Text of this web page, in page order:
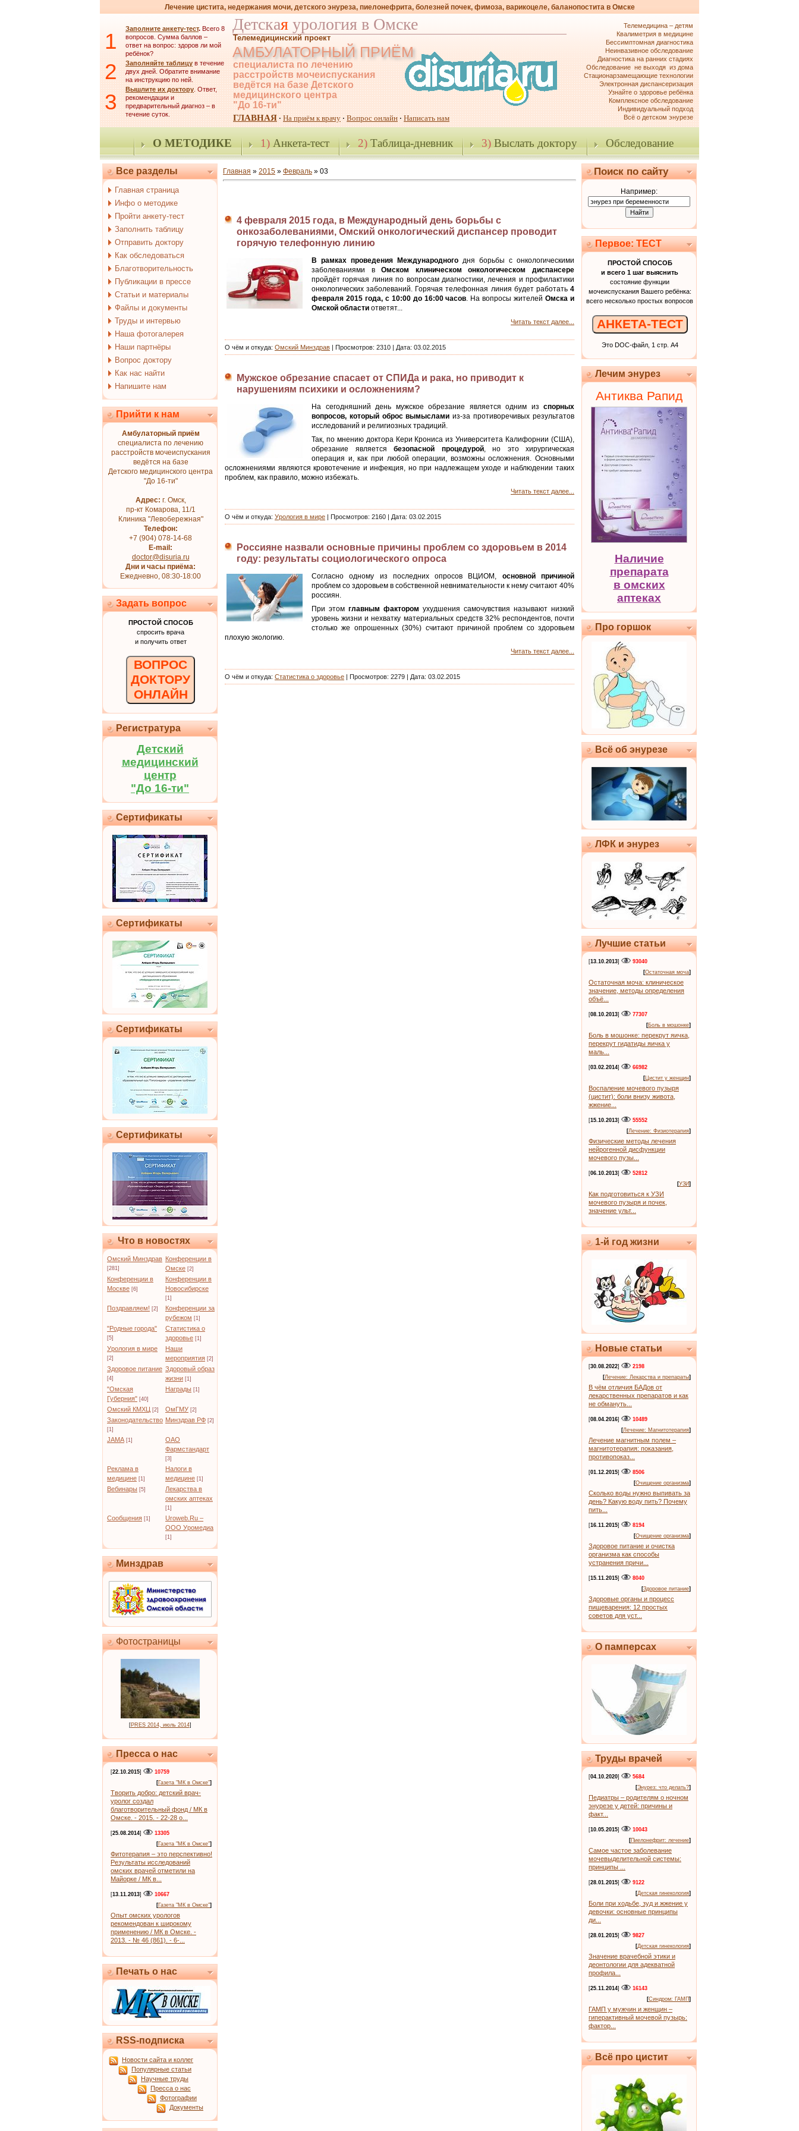
Лечение цистита, недержания мочи, детского энуреза, пиелонефрита, болезней почек, фимоза, варикоцеле, баланопостита в Омске
1 Заполните анкету-тест. Всего 8
вопросов. Сумма баллов –
ответ на вопрос: здоров ли мой
ребёнок?
2 Заполняйте таблицу в течение
двух дней. Обратите внимание
на инструкцию по ней.
3 Вышлите их доктору. Ответ,
рекомендации и
предварительный диагноз – в
течение суток.
Детская урология в Омске
Телемедицинский проект
АМБУЛАТОРНЫЙ ПРИЁМ
специалиста по лечению
расстройств мочеиспускания
ведётся на базе Детского
медицинского центра
"До 16-ти"
ГЛАВНАЯ · На приём к врачу · Вопрос онлайн · Написать нам
Телемедицина – детям
Квалиметрия в медицине
Бессимптомная диагностика
Неинвазивное обследование
Диагностика на ранних стадиях
Обследование не выходя из дома
Стационарзамещающие технологии
Электронная диспансеризация
Узнайте о здоровье ребёнка
Комплексное обследование
Индивидуальный подход
Всё о детском энурезе
О МЕТОДИКЕ 1)Анкета-тест 2)Таблица-дневник 3)Выслать доктору Обследование
Все разделы
Главная страница
Инфо о методике
Пройти анкету-тест
Заполнить таблицу
Отправить доктору
Как обследоваться
Благотворительность
Публикации в прессе
Статьи и материалы
Файлы и документы
Труды и интервью
Наша фотогалерея
Наши партнёры
Вопрос доктору
Как нас найти
Напишите нам
Прийти к нам
Амбулаторный приём
специалиста по лечению
расстройств мочеиспускания
ведётся на базе
Детского медицинского центра
"До 16-ти"
Адрес: г. Омск,
пр-кт Комарова, 11/1
Клиника "Левобережная"
Телефон:
+7 (904) 078-14-68
E-mail:
doctor@disuria.ru
Дни и часы приёма:
Ежедневно, 08:30-18:00
Задать вопрос
ПРОСТОЙ СПОСОБ
спросить врача
и получить ответ
ВОПРОС
ДОКТОРУ
ОНЛАЙН
Регистратура
Детский
медицинский
центр
"До 16-ти"
Сертификаты
Сертификаты
Сертификаты
Сертификаты
Что в новостях
Омский Минздрав
[281]
Конференции в
Омске [2]
Конференции в
Москве [6]
Конференции в
Новосибирске
[1]
Поздравляем! [2]
Конференции за
рубежом [1]
"Родные города"
[5]
Статистика о
здоровье [1]
Урология в мире
[2]
Наши
мероприятия [2]
Здоровое питание
[4]
Здоровый образ
жизни [1]
"Омская
Губерния" [40]
Награды [1]
Омский КМХЦ [2] ОмГМУ [2]
Законодательство
[1]
Минздрав РФ [2]
JAMA [1]
ОАО
Фармстандарт
[3]
Реклама в
медицине [1]
Налоги в
медицине [1]
Вебинары [5]
Лекарства в
омских аптеках
[1]
Сообщения [1]
Uroweb.Ru –
ООО Уромедиа
[1]
Минздрав
Фотостраницы
[PRES 2014, июль 2014]
Пресса о нас
[22.10.2015]
10759
[Газета "МК в Омске"]
Творить добро: детский врач-
уролог создал
благотворительный фонд / МК в
Омске. - 2015. - 22-28 о...
[25.08.2014]
13305
[Газета "МК в Омске"]
Фитотерапия – это перспективно!
Результаты исследований
омских врачей отметили на
Майорке / МК в...
[13.11.2013]
10667
[Газета "МК в Омске"]
Опыт омских урологов
рекомендован к широкому
применению / МК в Омске. -
2013. - № 46 (861). - 6-...
Печать о нас
RSS-подписка
Новости сайта и коллег
Популярные статьи
Научные труды
Пресса о нас
Фотографии
Документы
Главная » 2015 » Февраль » 03
4 февраля 2015 года, в Международный день борьбы с
онкозаболеваниями, Омский онкологический диспансер проводит
горячую телефонную линию
В рамках проведения Международного дня борьбы с онкологическими
заболеваниями вОмском клиническом онкологическом диспансере
пройдёт горячая линия по вопросам диагностики, лечения и профилактики
онкологических заболеваний. Горячая телефонная линия будет работать 4
февраля 2015 года, с 10:00 до 16:00 часов. На вопросы жителейОмска и
Омской области ответят...
Читать текст далее...
О чём и откуда: Омский Минздрав | Просмотров: 2310 | Дата: 03.02.2015
Мужское обрезание спасает от СПИДа и рака, но приводит к
нарушениям психики и осложнениям?
На сегодняшний день мужское обрезание является одним из спорных
вопросов, который оброс вымыслами из-за противоречивых результатов
исследований и религиозных традиций.
Так, по мнению доктора Кери Крониса из Университета Калифорнии (США),
обрезание является безопасной процедурой, но это хирургическая
операция и, как при любой операции, возможны осложнения. Основными
осложнениями являются кровотечение и инфекция, но при надлежащем уходе и наблюдении таких
проблем, как правило, можно избежать.
Читать текст далее...
О чём и откуда: Урология в мире | Просмотров: 2160 | Дата: 03.02.2015
Россияне назвали основные причины проблем со здоровьем в 2014
году: результаты социологического опроса
Согласно одному из последних опросов ВЦИОМ, основной причиной
проблем со здоровьем в собственной невнимательности к нему считают 40%
россиян.
При этом главным фактором ухудшения самочувствия называют низкий
уровень жизни и нехватку материальных средств 32% респондентов, почти
столько же опрошенных (30%) считают причиной проблем со здоровьем
плохую экологию.
Читать текст далее...
О чём и откуда: Статистика о здоровье | Просмотров: 2279 | Дата: 03.02.2015
Поиск по сайту
Например:
Первое: ТЕСТ
ПРОСТОЙ СПОСОБ
и всего 1 шаг выяснить
состояние функции
мочеиспускания Вашего ребёнка:
всего несколько простых вопросов
АНКЕТА-ТЕСТ
Это DOC-файл, 1 стр. А4
Лечим энурез
Антиква Рапид
Наличие
препарата
в омских
аптеках
Про горшок
Всё об энурезе
ЛФК и энурез
Лучшие статьи
[13.10.2013]
93040
[Остаточная моча]
Остаточная моча: клиническое
значение, методы определения
объё...
[08.10.2013]
77307
[Боль в мошонке]
Боль в мошонке: перекрут яичка,
перекрут гидатиды яичка у
маль...
[03.02.2014]
66982
[Цистит у женщин]
Воспаление мочевого пузыря
(цистит): боли внизу живота,
жжение...
[15.10.2013]
55552
[Лечение: Физиотерапия]
Физические методы лечения
нейрогенной дисфункции
мочевого пузы...
[06.10.2013]
52812
[УЗИ]
Как подготовиться к УЗИ
мочевого пузыря и почек,
значение ульт...
1-й год жизни
Новые статьи
[30.08.2022]
2198
[Лечение: Лекарства и препараты]
В чём отличия БАДов от
лекарственных препаратов и как
не обмануть...
[08.04.2016]
10489
[Лечение: Магнитотерапия]
Лечение магнитным полем –
магнитотерапия: показания,
противопоказ...
[01.12.2015]
8506
[Очищение организма]
Сколько воды нужно выпивать за
день? Какую воду пить? Почему
пить...
[16.11.2015]
8194
[Очищение организма]
Здоровое питание и очистка
организма как способы
устранения причи...
[15.11.2015]
8040
[Здоровое питание]
Здоровые органы и процесс
пищеварения: 12 простых
советов для уст...
О памперсах
Труды врачей
[04.10.2020]
5684
[Энурез: что делать?]
Педиатры – родителям о ночном
энурезе у детей: причины и
факт...
[10.05.2015]
10043
[Пиелонефрит: лечение]
Самое частое заболевание
мочевыделительной системы:
принципы ...
[28.01.2015]
9122
[Детская гинекология]
Боли при ходьбе, зуд и жжение у
девочки: основные принципы
ди...
[28.01.2015]
9827
[Детская гинекология]
Значение врачебной этики и
деонтологии для адекватной
профила...
[25.11.2014]
16143
[Синдром: ГАМП]
ГАМП у мужчин и женщин –
гиперактивный мочевой пузырь:
фактор...
Всё про цистит